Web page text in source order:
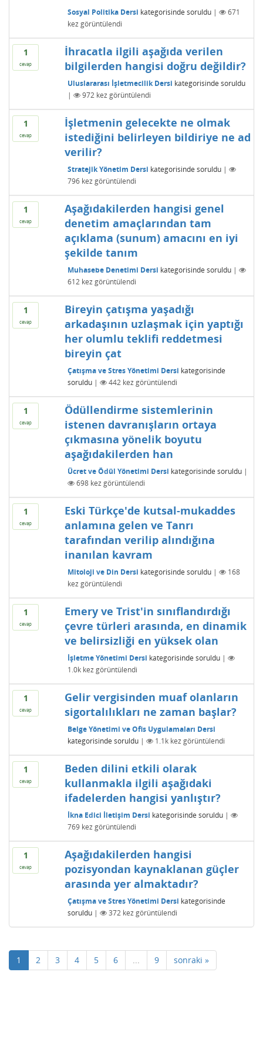
Sosyal Politika Dersi kategorisinde soruldu |
671
kez görüntülendi
1
cevap
İhracatla ilgili aşağıda verilen
bilgilerden hangisi doğru değildir?
Uluslararası İşletmecilik Dersi kategorisinde soruldu
|
972kez görüntülendi
1
cevap
İşletmenin gelecekte ne olmak
istediğini belirleyen bildiriye ne ad
verilir?
Stratejik Yönetim Dersi kategorisinde soruldu |
796kez görüntülendi
1
cevap
Aşağıdakilerden hangisi genel
denetim amaçlarından tam
açıklama (sunum) amacını en iyi
şekilde tanım
Muhasebe Denetimi Dersi kategorisinde soruldu |
612kez görüntülendi
1
cevap
Bireyin çatışma yaşadığı
arkadaşının uzlaşmak için yaptığı
her olumlu teklifi reddetmesi
bireyin çat
Çatışma ve Stres Yönetimi Dersi kategorisinde
soruldu | 442kez görüntülendi
1
cevap
Ödüllendirme sistemlerinin
istenen davranışların ortaya
çıkmasına yönelik boyutu
aşağıdakilerden han
Ücret ve Ödül Yönetimi Dersi kategorisinde soruldu |
698kez görüntülendi
1
cevap
Eski Türkçe'de kutsal-mukaddes
anlamına gelen ve Tanrı
tarafından verilip alındığına
inanılan kavram
Mitoloji ve Din Dersi kategorisinde soruldu |
168
kez görüntülendi
1
cevap
Emery ve Trist'in sınıflandırdığı
çevre türleri arasında, en dinamik
ve belirsizliği en yüksek olan
İşletme Yönetimi Dersi kategorisinde soruldu |
1.0kkez görüntülendi
1
cevap
Gelir vergisinden muaf olanların
sigortalılıkları ne zaman başlar?
Belge Yönetimi ve Ofis Uygulamaları Dersi
kategorisinde soruldu | 1.1kkez görüntülendi
1
cevap
Beden dilini etkili olarak
kullanmakla ilgili aşağıdaki
ifadelerden hangisi yanlıştır?
İkna Edici İletişim Dersi kategorisinde soruldu |
769kez görüntülendi
1
cevap
Aşağıdakilerden hangisi
pozisyondan kaynaklanan güçler
arasında yer almaktadır?
Çatışma ve Stres Yönetimi Dersi kategorisinde
soruldu | 372kez görüntülendi
1 2 3 4 5 6 ... 9 sonraki »